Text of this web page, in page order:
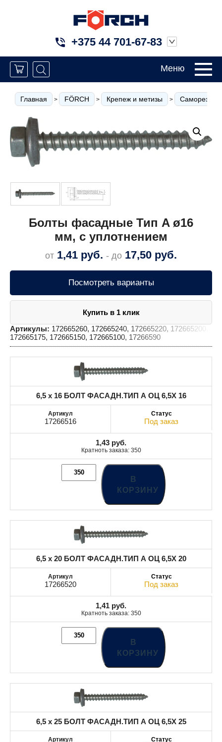
+375 44 701-67-83
Меню
Главная > FÖRCH > Крепеж и метизы > Саморезы
Болты фасадные Тип A ø16
мм, с уплотнением
от 1,41 руб. - до 17,50 руб.
Посмотреть варианты
Купить в 1 клик
Артикулы: 172665260, 172665240, 172665220, 172665200,
172665175, 172665150, 172665100, 17266590
6,5 x 16 БОЛТ ФАСАДН.ТИП А ОЦ 6,5X 16
17266516 Под заказ
1,43 руб.
Кратноть заказа: 350
В
КОРЗИНУ
6,5 x 20 БОЛТ ФАСАДН.ТИП А ОЦ 6,5X 20
17266520 Под заказ
1,41 руб.
Кратноть заказа: 350
В
КОРЗИНУ
6,5 x 25 БОЛТ ФАСАДН.ТИП А ОЦ 6,5X 25